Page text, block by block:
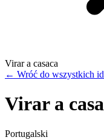
Virar a casaca
← Wróć do wszystkich
Virar a
Portugalski